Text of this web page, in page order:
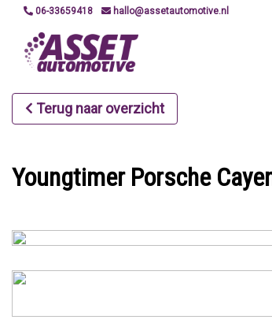
06-33659418 hallo@assetautomotive.nl
Terug naar overzicht
Youngtimer Porsche